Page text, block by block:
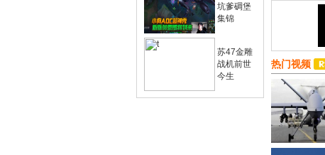
坑爹碉堡
集锦
苏47金雕
战机前世
今生
热门视频